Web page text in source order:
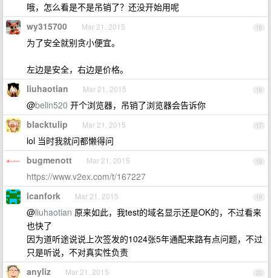
哦，怎么看是不是吊销了？还没开始用呢
15
wy315700 Mar 21, 2015
为了安全就别贪小便宜。
左边是安全，右边是价格。
16
liuhaotian Mar 21, 2015
@belin520 开个浏览器，吊销了浏览器会告诉你
17
blacktulip Mar 21, 2015
lol 当时我就问都懒得问
18
bugmenott Mar 21, 2015
https://www.v2ex.com/t/167227
19
icanfork Mar 21, 2015
@liuhaotian 原来如此，我test的域名显示还是OK的，不过看来
也快了
因为道听途说说上次签发的1024张5年通配来路有点问题，不过
只是听说，不对真实性负责
20
anyliz Mar 21, 2015